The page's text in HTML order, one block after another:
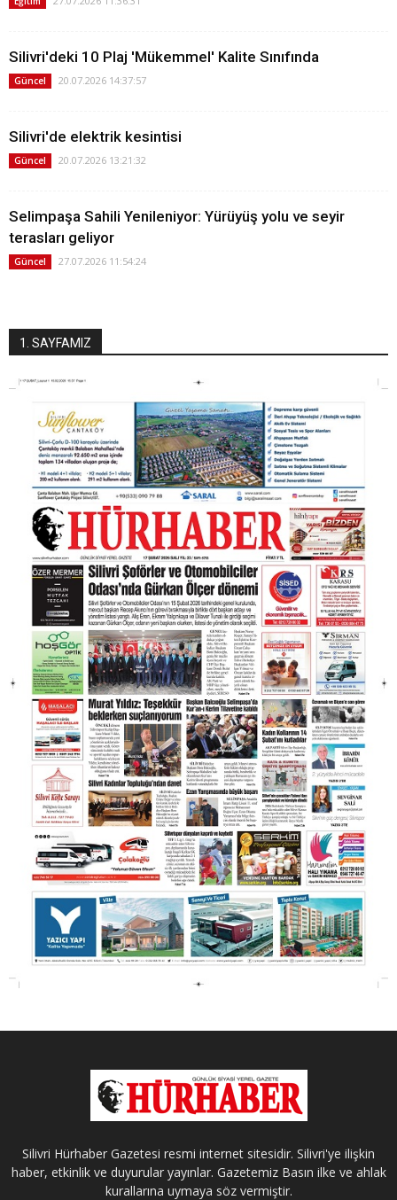
Silivri'deki 10 Plaj 'Mükemmel' Kalite Sınıfında
Güncel 20.07.2026 14:37:57
Silivri'de elektrik kesintisi
Güncel 20.07.2026 13:21:32
Selimpaşa Sahili Yenileniyor: Yürüyüş yolu ve seyir
terasları geliyor
Güncel 27.07.2026 11:54:24
1. SAYFAMIZ
Silivri Hürhaber Gazetesi resmi internet sitesidir. Silivri'ye ilişkin
haber, etkinlik ve duyurular yayınlar. Gazetemiz Basın ilke ve ahlak
kurallarına uymaya söz vermiştir.